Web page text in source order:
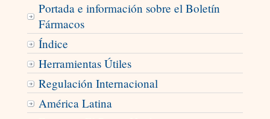
Portada e información sobre el Boletín
Fármacos
Índice
Herramientas Útiles
Regulación Internacional
América Latina